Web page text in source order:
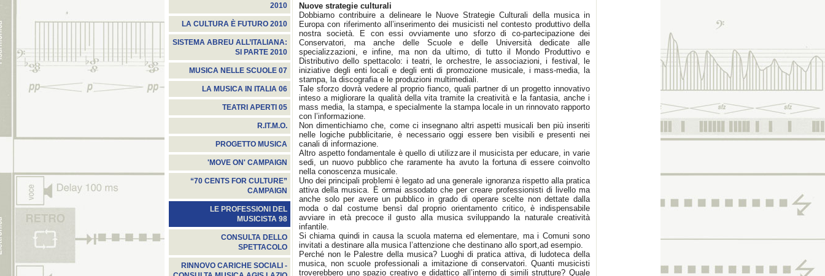
2010
LA CULTURA È FUTURO 2010
SISTEMA ABREU ALL’ITALIANA:
SI PARTE 2010
MUSICA NELLE SCUOLE 07
LA MUSICA IN ITALIA 06
TEATRI APERTI 05
R.IT.M.O.
PROGETTO MUSICA
'MOVE ON' CAMPAIGN
“70 CENTS FOR CULTURE”
CAMPAIGN
LE PROFESSIONI DEL
MUSICISTA 98
CONSULTA DELLO
SPETTACOLO
RINNOVO CARICHE SOCIALI -
Nuove strategie culturali
Dobbiamo contribuire a delineare le Nuove Strategie Culturali della musica in
Europa con riferimento all’inserimento dei musicisti nel contesto produttivo della
nostra società. E con essi ovviamente uno sforzo di co-partecipazione dei
Conservatori, ma anche delle Scuole e delle Università dedicate alle
specializzazioni, e infine, ma non da ultimo, di tutto il Mondo Produttivo e
Distributivo dello spettacolo: i teatri, le orchestre, le associazioni, i festival, le
iniziative degli enti locali e degli enti di promozione musicale, i mass-media, la
stampa, la discografia e le produzioni multimediali.
Tale sforzo dovrà vedere al proprio fianco, quali partner di un progetto innovativo
inteso a migliorare la qualità della vita tramite la creatività e la fantasia, anche i
mass media, la stampa, e specialmente la stampa locale in un rinnovato rapporto
con l’informazione.
Non dimentichiamo che, come ci insegnano altri aspetti musicali ben più inseriti
nelle logiche pubblicitarie, è necessario oggi essere ben visibili e presenti nei
canali di informazione.
Altro aspetto fondamentale è quello di utilizzare il musicista per educare, in varie
sedi, un nuovo pubblico che raramente ha avuto la fortuna di essere coinvolto
nella conoscenza musicale.
Uno dei principali problemi è legato ad una generale ignoranza rispetto alla pratica
attiva della musica. È ormai assodato che per creare professionisti di livello ma
anche solo per avere un pubblico in grado di operare scelte non dettate dalla
moda o dal costume bensì dal proprio orientamento critico, è indispensabile
avviare in età precoce il gusto alla musica sviluppando la naturale creatività
infantile.
Si chiama quindi in causa la scuola materna ed elementare, ma i Comuni sono
invitati a destinare alla musica l’attenzione che destinano allo sport,ad esempio.
Perché non le Palestre della musica? Luoghi di pratica attiva, di ludoteca della
musica, non scuole professionali a imitazione di conservatori. Quanti musicisti
troverebbero uno spazio creativo e didattico all’interno di simili strutture? Quale